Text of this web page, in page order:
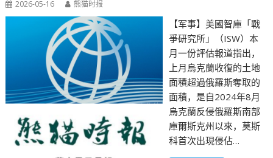
2026-05-16 熊猫时报
【军事】美國智庫「戰
爭研究所」（ISW）本
月一份評估報道指出，
上月烏克蘭收復的土地
面積超過俄羅斯奪取的
面積，是自2024年8月
烏克蘭反侵俄羅斯南部
庫爾斯克州以來，莫斯
科首次出現侵佔…